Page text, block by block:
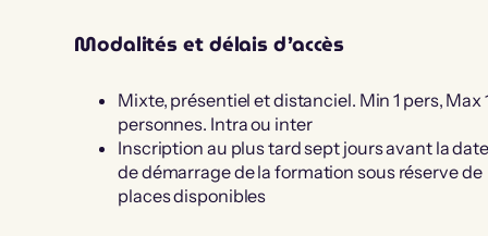
Modalités et délais d’accès
Mixte, présentiel et distanciel. Min 1 pers, Max
personnes. Intra ou inter
Inscription au plus tard sept jours avant la
de démarrage de la formation sous réserve de
places disponibles